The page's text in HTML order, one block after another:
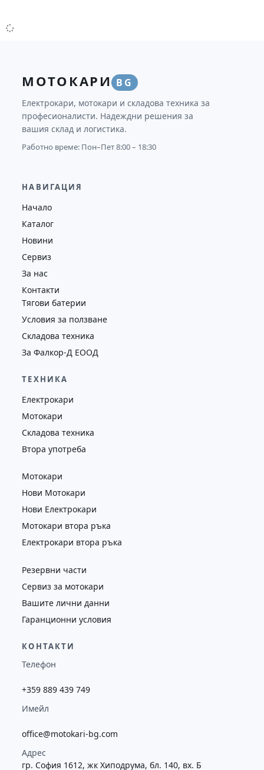
МОТОКАРИ BG
Електрокари, мотокари и складова техника за
професионалисти. Надеждни решения за
вашия склад и логистика.
Работно време: Пон–Пет 8:00 – 18:30
НАВИГАЦИЯ
Начало
Каталог
Новини
Сервиз
За нас
Контакти
Тягови батерии
Условия за ползване
Складова техника
За Фалкор-Д ЕООД
ТЕХНИКА
Електрокари
Мотокари
Складова техника
Втора употреба
Мотокари
Нови Мотокари
Нови Електрокари
Мотокари втора ръка
Електрокари втора ръка
Резервни части
Сервиз за мотокари
Вашите лични данни
Гаранционни условия
КОНТАКТИ
Телефон
+359 889 439 749
Имейл
office@motokari-bg.com
Адрес
гр. София 1612, жк Хиподрума, бл. 140, вх. Б